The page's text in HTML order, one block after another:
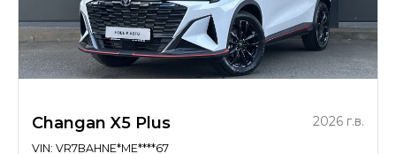
Changan X5 Plus 2026 г.в.
VIN: VR7BAHNE*ME****67